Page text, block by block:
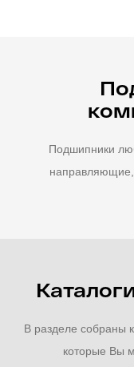
Подшипники
направляющие,
В разделе собраны
которые Вы